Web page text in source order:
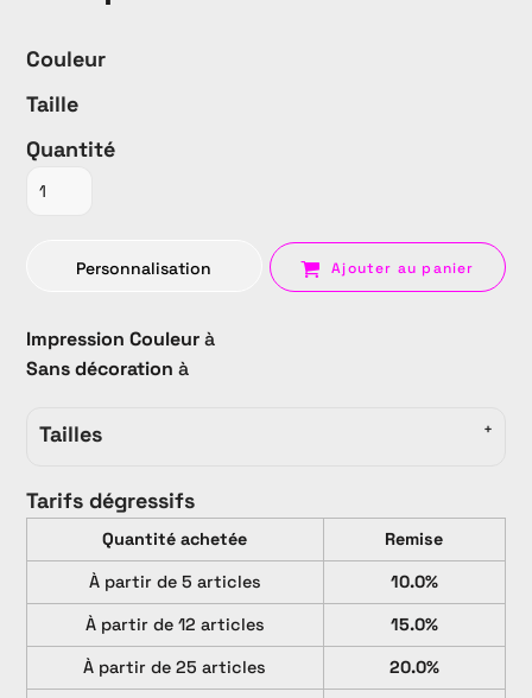
Couleur
Taille
Quantité
Personnalisation Ajouter au panier
Impression Couleurà
Sans décoration à
Tailles
Tarifs dégressifs
Quantité achetée
Remise
À partir de 5 articles
10.0%
À partir de 12 articles
15.0%
À partir de 25 articles
20.0%